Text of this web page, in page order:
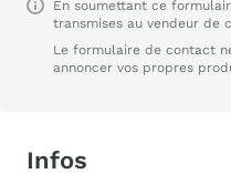
En soumettant ce
transmises au vendeur de
Le formulaire de contact
annoncer vos propres
Infos